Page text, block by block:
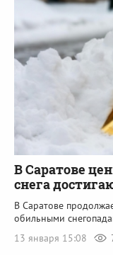
В Саратове
снега
В Саратове
обильными
13 января 15:08